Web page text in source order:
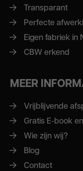
Transparant
Perfecte
Eigen fabriek in
CBW erkend
MEER
Vrijblijvende
Gratis E-book
Wie zijn wij?
Blog
Contact